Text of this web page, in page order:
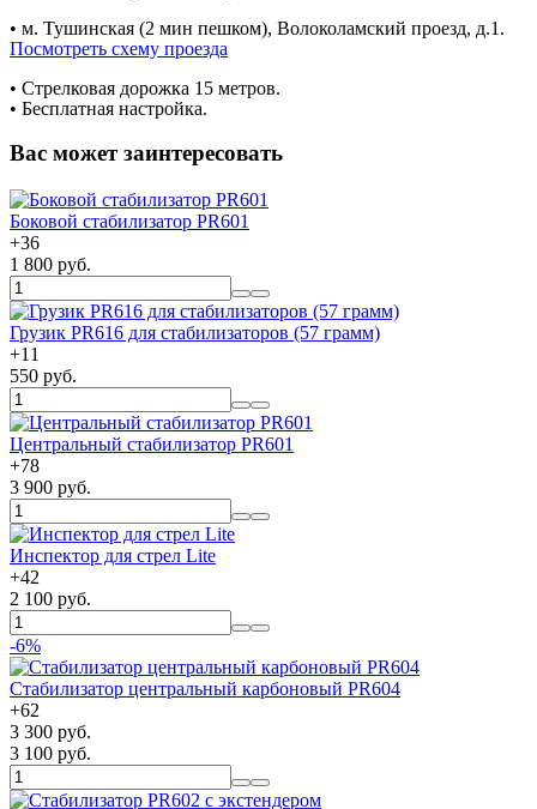
• м. Тушинская (2 мин пешком), Волоколамский проезд, д.1.
Посмотреть схему проезда
• Cтрелковая дорожка 15 метров.
• Бесплатная настройка.
Вас может заинтересовать
Боковой стабилизатор PR601
+36
1 800 руб.
Грузик PR616 для стабилизаторов (57 грамм)
+11
550 руб.
Центральный стабилизатор PR601
+78
3 900 руб.
Инспектор для стрел Lite
+42
2 100 руб.
-6%
Стабилизатор центральный карбоновый PR604
+62
3 300 руб.
3 100 руб.